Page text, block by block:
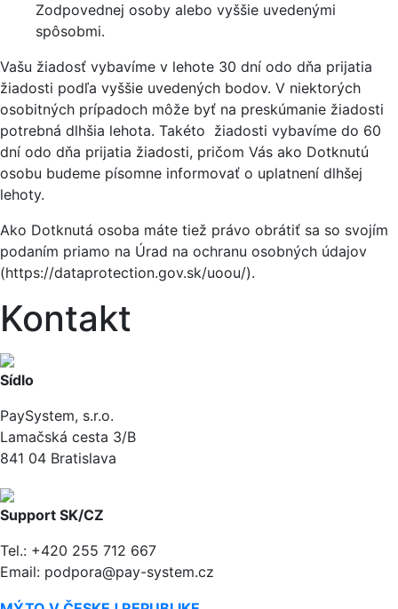
Zodpovednej osoby alebo vyššie uvedenými
spôsobmi.
Vašu žiadosť vybavíme v lehote 30 dní odo dňa prijatia
žiadosti podľa vyššie uvedených bodov. V niektorých
osobitných prípadoch môže byť na preskúmanie žiadosti
potrebná dlhšia lehota. Takéto žiadosti vybavíme do 60
dní odo dňa prijatia žiadosti, pričom Vás ako Dotknutú
osobu budeme písomne informovať o uplatnení dlhšej
lehoty.
Ako Dotknutá osoba máte tiež právo obrátiť sa so svojím
podaním priamo na Úrad na ochranu osobných údajov
(https://dataprotection.gov.sk/uoou/).
Kontakt
Sídlo
PaySystem, s.r.o.
Lamačská cesta 3/B
841 04 Bratislava
Support SK/CZ
Tel.: +420 255 712 667
Email: podpora@pay-system.cz